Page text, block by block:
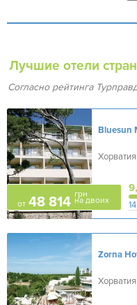
Лучшие отели
Согласно рейтинга
от 48 814 грн
на двоих
Bluesun
Zorna